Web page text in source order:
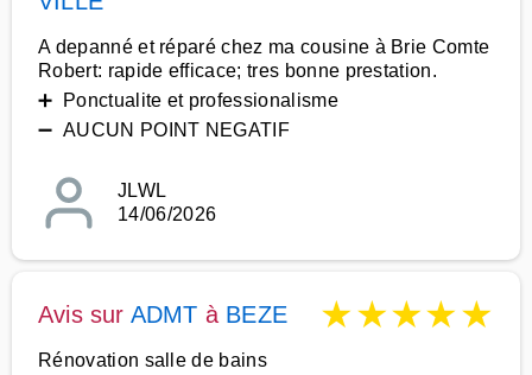
A depanné et réparé chez ma cousine à Brie Comte
Robert: rapide efficace; tres bonne prestation.
➕ Ponctualite et professionalisme
➖ AUCUN POINT NEGATIF
JLWL
14/06/2026
Avis sur ADMT à BEZE ★★★★★
Rénovation salle de bains